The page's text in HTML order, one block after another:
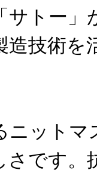
サトー」
造技術を
ニットマ
さです。